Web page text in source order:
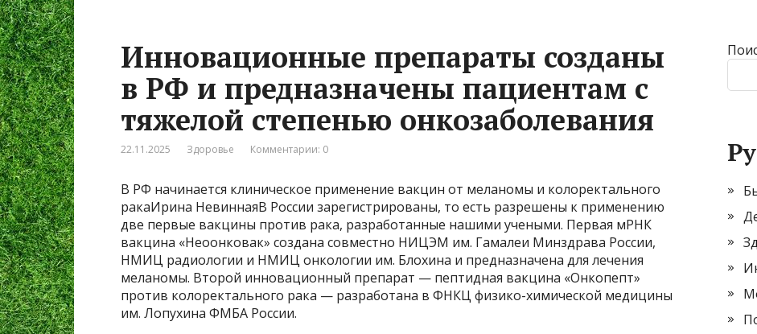
Инновационные препараты созданы
в РФ и предназначены пациентам с
тяжелой степенью онкозаболевания
22.11.2025 Здоровье Комментарии: 0
В РФ начинается клиническое применение вакцин от меланомы и колоректального
ракаИрина НевиннаяВ России зарегистрированы, то есть разрешены к применению
две первые вакцины против рака, разработанные нашими учеными. Первая мРНК
вакцина «Неоонковак» создана совместно НИЦЭМ им. Гамалеи Минздрава России,
НМИЦ радиологии и НМИЦ онкологии им. Блохина и предназначена для лечения
меланомы. Второй инновационный препарат — пептидная вакцина «Онкопепт»
против колоректального рака — разработана в ФНКЦ физико-химической медицины
им. Лопухина ФМБА России.